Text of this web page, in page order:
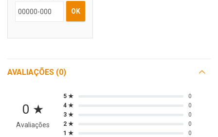
OK
AVALIAÇÕES (0)
0 ★
Avaliações
5 ★
0
4 ★
0
3 ★
0
2 ★
0
1 ★
0